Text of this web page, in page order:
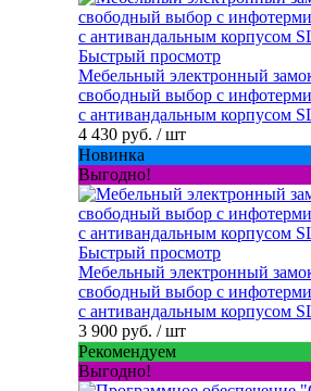
Быстрый просмотр
Мебельный электронный
свободный выбор с
с антивандальным корпусом
4 430 руб. / шт
Новинка
Выгодно!
Быстрый просмотр
Мебельный электронный
свободный выбор с
с антивандальным корпусом
3 900 руб. / шт
Рекомендуем
Выгодно!